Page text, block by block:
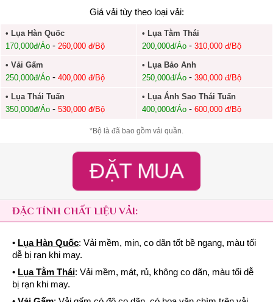
Giá vải tùy theo loại vải:
• Lụa Hàn Quốc
170,000đ/Áo - 260,000 đ/Bộ
• Lụa Tằm Thái
200,000đ/Áo- 310,000 đ/Bộ
• Vải Gấm
250,000đ/Áo - 400,000 đ/Bộ
• Lụa Bảo Anh
250,000đ/Áo- 390,000 đ/Bộ
• Lụa Thái Tuấn
350,000đ/Áo - 530,000 đ/Bộ
• Lụa Ánh Sao Thái Tuấn
400,000đ/Áo- 600,000 đ/Bộ
*Bộ là đã bao gồm vải quần.
ĐẶT MUA
ĐẶC TÍNH CHẤT LIỆU VẢI:
• Lụa Hàn Quốc: Vải mềm, mịn, co dãn tốt bề ngang, màu tối
dễ bị rạn khi may.
• Lụa Tằm Thái: Vải mềm, mát, rủ, không co dãn, màu tối dễ
bị rạn khi may.